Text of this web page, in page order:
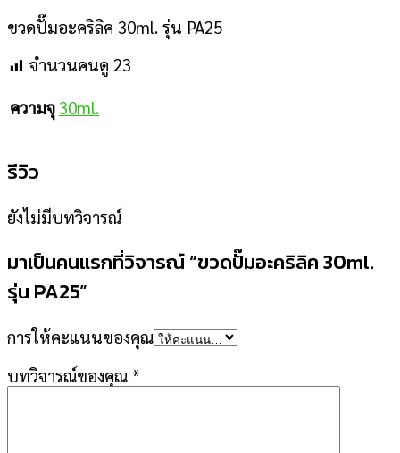
ขวดปั๊มอะคริลิค 30ml. รุ่น PA25
จำนวนคนดู 23
ความจุ 30ml.
รีวิว
ยังไม่มีบทวิจารณ์
มาเป็นคนแรกที่วิจารณ์ “ขวดปั๊มอะคริลิค 30ml.
รุ่น PA25”
การให้คะแนนของคุณ
บทวิจารณ์ของคุณ *